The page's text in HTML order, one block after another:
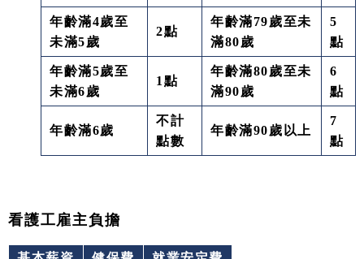
年齡滿4歲至
未滿5歲
2點
年齡滿79歲至未
滿80歲
5
點
年齡滿5歲至
未滿6歲
1點
年齡滿80歲至未
滿90歲
6
點
年齡滿6歲
不計
點數
年齡滿90歲以上
7
點
看護工雇主負擔